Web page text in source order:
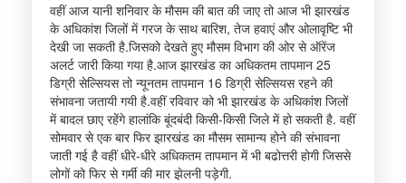
वहीं आज यानी शनिवार के मौसम की बात की जाए तो आज भी झारखंड
के अधिकांश जिलों में गरज के साथ बारिश, तेज हवाएं और ओलावृष्टि भी
देखी जा सकती है.जिसको देखते हुए मौसम विभाग की ओर से ऑरेंज
अलर्ट जारी किया गया है.आज झारखंड का अधिकतम तापमान 25
डिग्री सेल्सियस तो न्यूनतम तापमान 16 डिग्री सेल्सियस रहने की
संभावना जतायी गयी है.वहीं रविवार को भी झारखंड के अधिकांश जिलों
में बादल छाए रहेंगे हालांकि बूंदबंदी किसी-किसी जिले में हो सकती है. वहीं
सोमवार से एक बार फिर झारखंड का मौसम सामान्य होने की संभावना
जाती गई है वहीं धीरे-धीरे अधिकतम तापमान में भी बढोत्तरी होगी जिससे
लोगों को फिर से गर्मी की मार झेलनी पड़ेगी.